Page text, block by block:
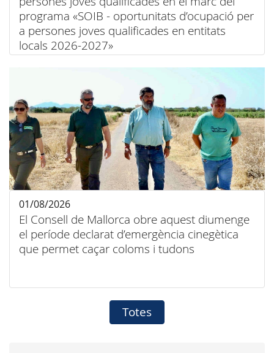
programa «SOIB - oportunitats d’ocupació per
a persones joves qualificades en entitats
locals 2026-2027»
El Consell de Mallorca obre aquest diumenge
el període declarat d’emergència cinegètica
que permet caçar coloms i tudons
01/08/2026
Totes